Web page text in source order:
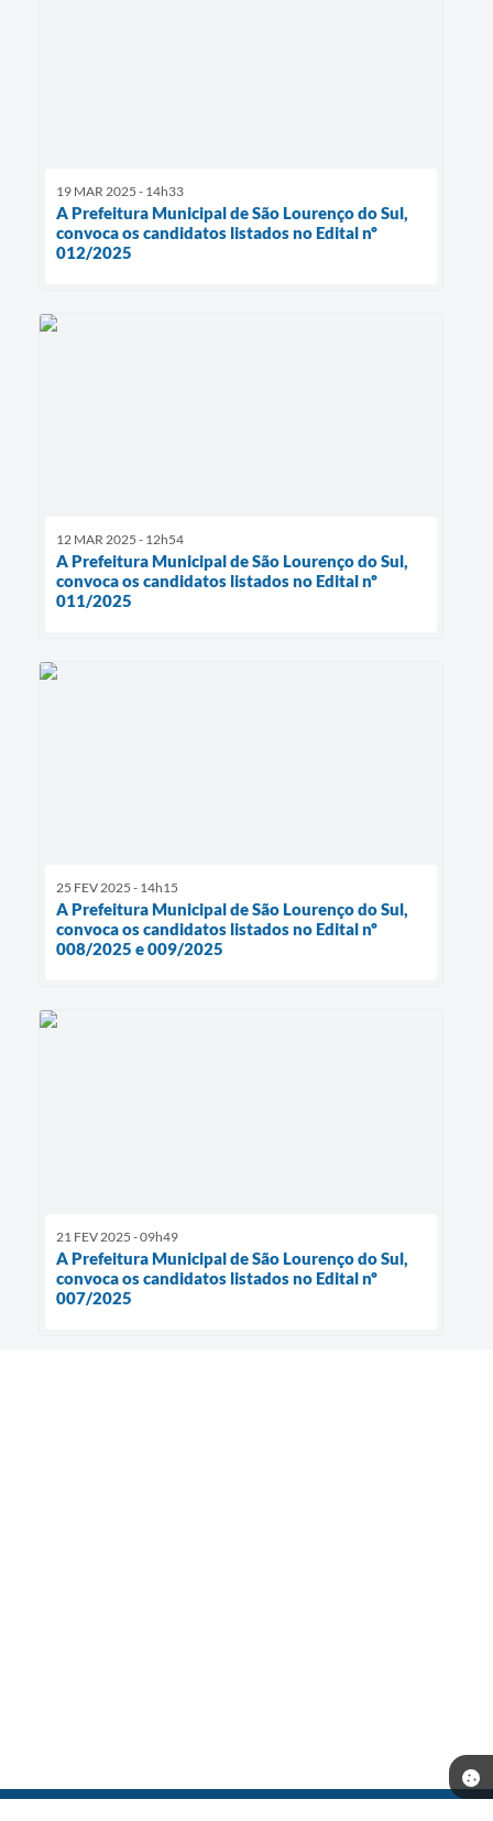
19 MAR 2025 - 14h33
A Prefeitura Municipal de São Lourenço do Sul,
convoca os candidatos listados no Edital nº
012/2025
12 MAR 2025 - 12h54
A Prefeitura Municipal de São Lourenço do Sul,
convoca os candidatos listados no Edital nº
011/2025
25 FEV 2025 - 14h15
A Prefeitura Municipal de São Lourenço do Sul,
convoca os candidatos listados no Edital nº
008/2025 e 009/2025
21 FEV 2025 - 09h49
A Prefeitura Municipal de São Lourenço do Sul,
convoca os candidatos listados no Edital nº
007/2025